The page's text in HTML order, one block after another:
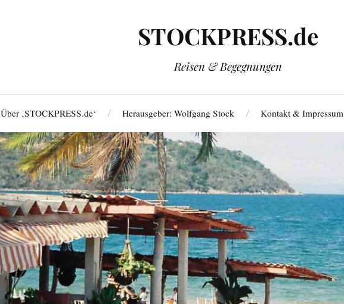
STOCKPRESS.de
Reisen & Begegnungen
Über ‚STOCKPRESS.de‘ Herausgeber: Wolfgang Stock Kontakt & Impressum